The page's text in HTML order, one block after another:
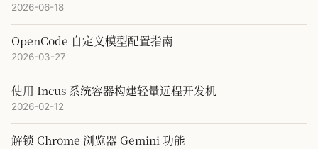
2026-06-18
OpenCode 自定义模型配置指南
2026-03-27
使用 Incus 系统容器构建轻量远程开发机
2026-02-12
解锁 Chrome 浏览器 Gemini 功能